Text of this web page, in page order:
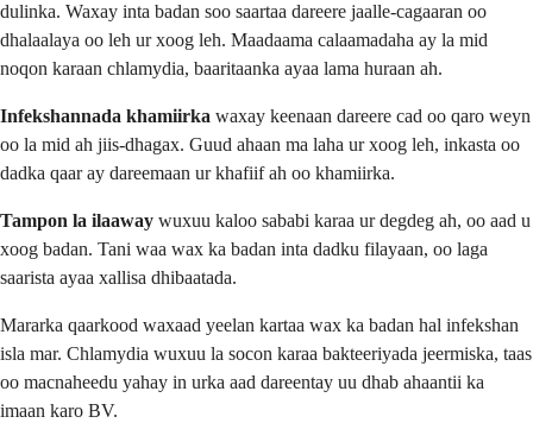
dulinka. Waxay inta badan soo saartaa dareere jaalle-cagaaran oo
dhalaalaya oo leh ur xoog leh. Maadaama calaamadaha ay la mid
noqon karaan chlamydia, baaritaanka ayaa lama huraan ah.
Infekshannada khamiirka waxay keenaan dareere cad oo qaro weyn
oo la mid ah jiis-dhagax. Guud ahaan ma laha ur xoog leh, inkasta oo
dadka qaar ay dareemaan ur khafiif ah oo khamiirka.
Tampon la ilaaway wuxuu kaloo sababi karaa ur degdeg ah, oo aad u
xoog badan. Tani waa wax ka badan inta dadku filayaan, oo laga
saarista ayaa xallisa dhibaatada.
Mararka qaarkood waxaad yeelan kartaa wax ka badan hal infekshan
isla mar. Chlamydia wuxuu la socon karaa bakteeriyada jeermiska, taas
oo macnaheedu yahay in urka aad dareentay uu dhab ahaantii ka
imaan karo BV.